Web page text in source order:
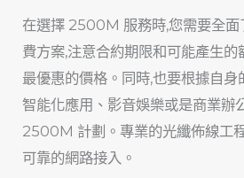
在選擇 2500M 服務時,您需要全面
費方案,注意合約期限和可能產生的
最優惠的價格。同時,也要根據自身
智能化應用、影音娛樂或是商業辦
2500M 計劃。專業的光纖佈線工
可靠的網路接入。